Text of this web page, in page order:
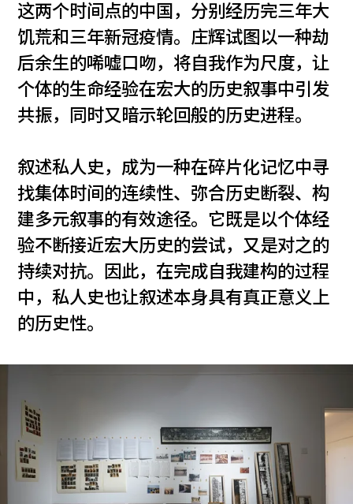
这两个时间点的中国，分别经历完三年大
饥荒和三年新冠疫情。庄辉试图以一种劫
后余生的唏嘘口吻，将自我作为尺度，让
个体的生命经验在宏大的历史叙事中引发
共振，同时又暗示轮回般的历史进程。
叙述私人史，成为一种在碎片化记忆中寻
找集体时间的连续性、弥合历史断裂、构
建多元叙事的有效途径。它既是以个体经
验不断接近宏大历史的尝试，又是对之的
持续对抗。因此，在完成自我建构的过程
中，私人史也让叙述本身具有真正意义上
的历史性。